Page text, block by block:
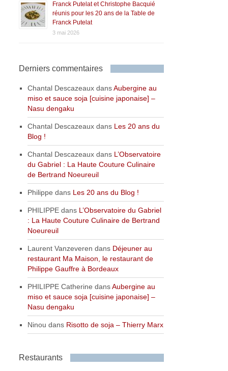
Franck Putelat et Christophe Bacquié
réunis pour les 20 ans de la Table de
Franck Putelat
3 mai 2026
Derniers commentaires
Chantal Descazeaux dansAubergine au
miso et sauce soja [cuisine japonaise] –
Nasu dengaku
Chantal Descazeaux dans Les 20 ans du
Blog !
Chantal Descazeaux dans L’Observatoire
du Gabriel : La Haute Couture Culinaire
de Bertrand Noeureuil
Philippe dans Les 20 ans du Blog !
PHILIPPE dans L’Observatoire du Gabriel
: La Haute Couture Culinaire de Bertrand
Noeureuil
Laurent Vanzeveren dans Déjeuner au
restaurant Ma Maison, le restaurant de
Philippe Gauffre à Bordeaux
PHILIPPE Catherine dansAubergine au
miso et sauce soja [cuisine japonaise] –
Nasu dengaku
Ninou dans Risotto de soja – Thierry Marx
Restaurants